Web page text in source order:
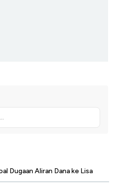
Dugaan Aliran Dana ke Lisa